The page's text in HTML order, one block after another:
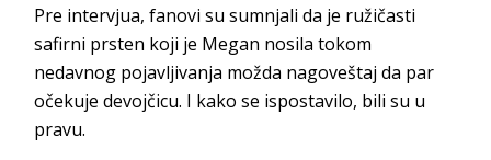
Pre intervjua, fanovi su sumnjali da je ružičasti
safirni prsten koji je Megan nosila tokom
nedavnog pojavljivanja možda nagoveštaj da par
očekuje devojčicu. I kako se ispostavilo, bili su u
pravu.